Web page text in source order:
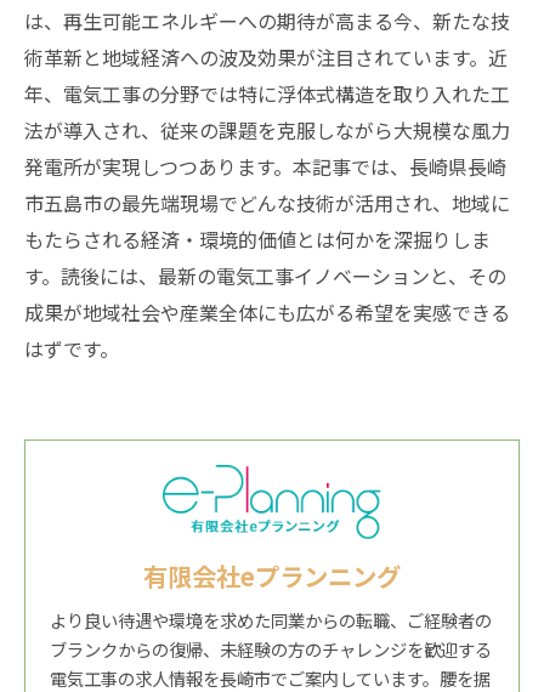
は、再生可能エネルギーへの期待が高まる今、新たな技
術革新と地域経済への波及効果が注目されています。近
年、電気工事の分野では特に浮体式構造を取り入れた工
法が導入され、従来の課題を克服しながら大規模な風力
発電所が実現しつつあります。本記事では、長崎県長崎
市五島市の最先端現場でどんな技術が活用され、地域に
もたらされる経済・環境的価値とは何かを深掘りしま
す。読後には、最新の電気工事イノベーションと、その
成果が地域社会や産業全体にも広がる希望を実感できる
はずです。
有限会社eプランニング
より良い待遇や環境を求めた同業からの転職、ご経験者の
ブランクからの復帰、未経験の方のチャレンジを歓迎する
電気工事の求人情報を長崎市でご案内しています。腰を据